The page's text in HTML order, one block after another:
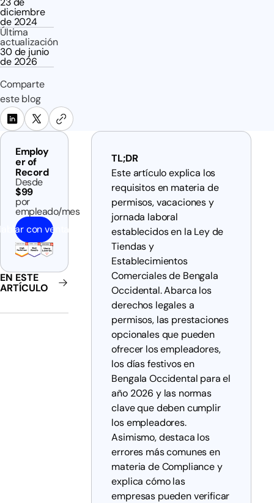
diciembre
de 2024
Última
actualización
30 de junio
de 2026
Comparte
este blog
Employ
er of
Record
Desde
$99
por
empleado/mes
con ventas
EN ESTE
ARTÍCULO
TL;DR
Este artículo explica los
requisitos en materia de
permisos, vacaciones y
jornada laboral
establecidos en la Ley de
Tiendas y
Establecimientos
Comerciales de Bengala
Occidental. Abarca los
derechos legales a
permisos, las prestaciones
opcionales que pueden
ofrecer los empleadores,
los días festivos en
Bengala Occidental para el
año 2026 y las normas
clave que deben cumplir
los empleadores.
Asimismo, destaca los
errores más comunes en
materia de Compliance y
explica cómo las
empresas pueden verificar